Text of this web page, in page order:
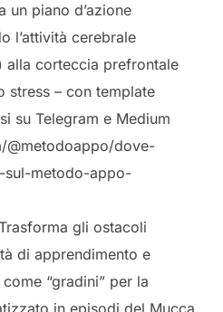
un piano d’azione
l’attività cerebrale
alla corteccia prefrontale
stress – con template
su Telegram e Medium
@metodoappo/dove-
metodo-appo-
gli ostacoli
di apprendimento e
“gradini” per la
in episodi del Mucca